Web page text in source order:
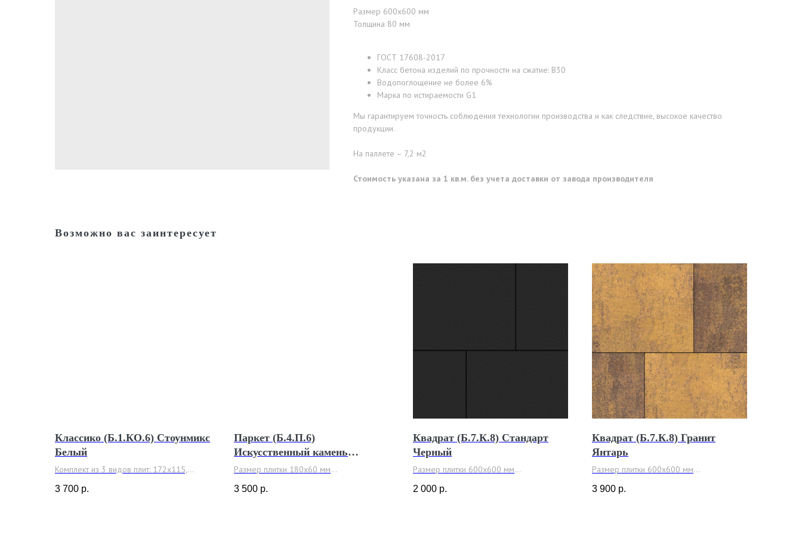
Размер 600x600 мм
Толщина 80 мм
ГОСТ 17608-2017
Класс бетона изделий по прочности на сжатие: B30
Водопоглощение не более 6%
Марка по истираемости G1
Мы гарантируем точность соблюдения технологии производства и как следствие, высокое качество
продукции.
На паллете – 7,2 м2
Стоимость указана за 1 кв.м. без учета доставки от завода производителя
Возможно вас заинтересует
Классико (Б.1.КО.6) Стоунмикс
Белый
Комплект из 3 видов плит: 172х115,
Толщина 60 мм
3 700 р.
Паркет (Б.4.П.6)
Искусственный камень
Доломит
Размер плитки 180х60 мм
3 500 р.
Квадрат (Б.7.К.8) Стандарт
Черный
Размер плитки 600x600 мм
2 000 р.
Квадрат (Б.7.К.8) Гранит
Янтарь
Размер плитки 600x600 мм
3 900 р.